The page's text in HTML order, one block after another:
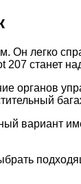
легко
207 станет
органов